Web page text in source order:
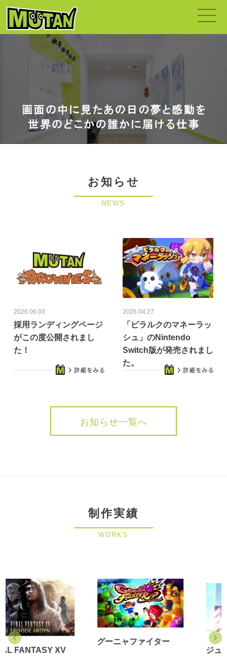
お知らせ
NEWS
2026.06.03
採用ランディングページ
がこの度公開されまし
た！
2026.04.27
「ピラルクのマネーラッ
シュ」のNintendo
Switch版が発売されまし
た。
お知らせ一覧へ
制作実績
WORKS
グーニャファイター